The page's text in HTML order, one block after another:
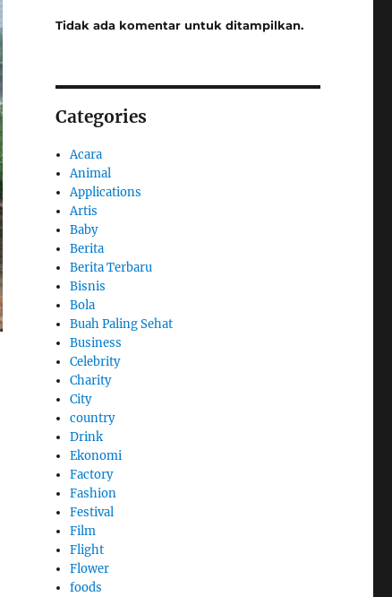
Tidak ada komentar untuk ditampilkan.
Categories
Acara
Animal
Applications
Artis
Baby
Berita
Berita Terbaru
Bisnis
Bola
Buah Paling Sehat
Business
Celebrity
Charity
City
country
Drink
Ekonomi
Factory
Fashion
Festival
Film
Flight
Flower
foods